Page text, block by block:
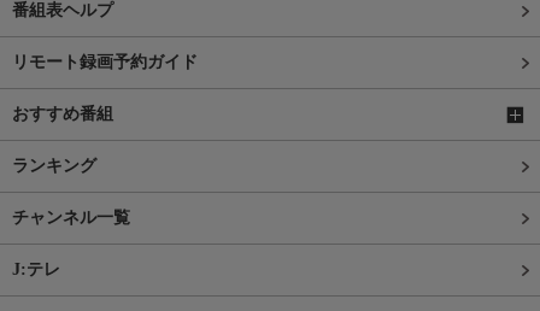
番組表ヘルプ
リモート録画予約ガイド
おすすめ番組
ランキング
チャンネル一覧
J:テレ